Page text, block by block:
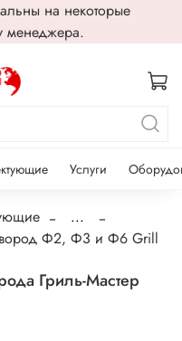
на некоторые
менеджера.
Услуги
...
Ф2, Ф3 и Ф6 Grill
Гриль-Мастер